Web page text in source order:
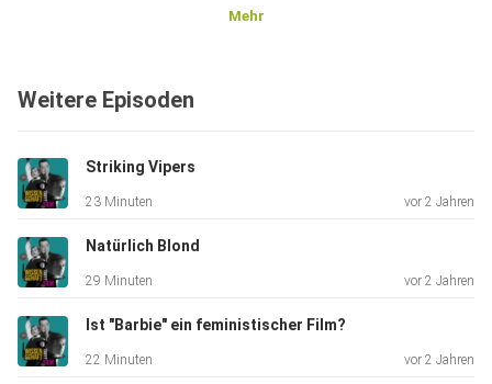
Mehr
Weitere Episoden
Striking Vipers
23 Minuten vor 2 Jahren
Natürlich Blond
29 Minuten vor 2 Jahren
Ist "Barbie" ein feministischer Film?
22 Minuten vor 2 Jahren